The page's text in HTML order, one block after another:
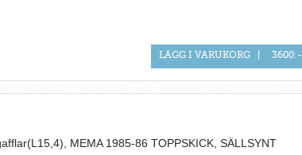
LÄGG I VARUKORG 3600:-
MEMA 1985-86 TOPPSKICK, SÄLLSYNT